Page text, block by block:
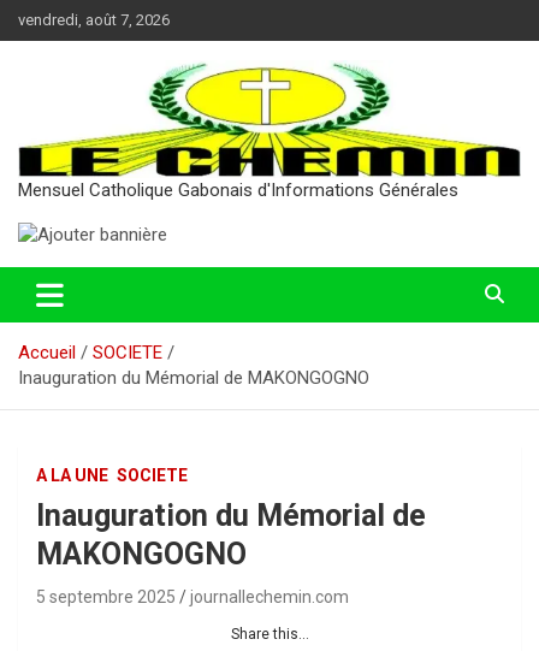
au
vendredi, août 7, 2026
Mensuel Catholique Gabonais d'Informations Générales
Accueil
SOCIETE
Inauguration du Mémorial de MAKONGOGNO
A LA UNE SOCIETE
Inauguration du Mémorial de
MAKONGOGNO
5 septembre 2025 journallechemin.com
Share this...